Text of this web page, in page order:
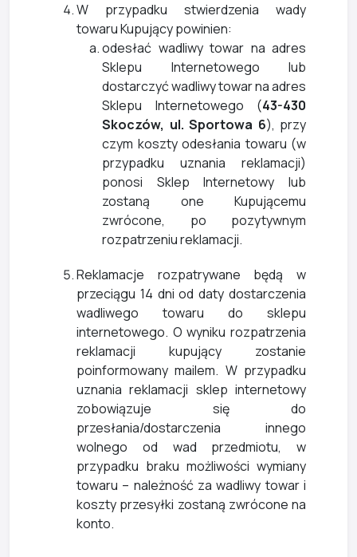
W przypadku stwierdzenia wady
towaru Kupujący powinien:
odesłać wadliwy towar na adres
Sklepu Internetowego lub
dostarczyć wadliwy towar na adres
Sklepu Internetowego (43-430
Skoczów, ul. Sportowa 6), przy
czym koszty odesłania towaru (w
przypadku uznania reklamacji)
ponosi Sklep Internetowy lub
zostaną one Kupującemu
zwrócone, po pozytywnym
rozpatrzeniu reklamacji.
Reklamacje rozpatrywane będą w
przeciągu 14 dni od daty dostarczenia
wadliwego towaru do sklepu
internetowego. O wyniku rozpatrzenia
reklamacji kupujący zostanie
poinformowany mailem. W przypadku
uznania reklamacji sklep internetowy
zobowiązuje się do
przesłania/dostarczenia innego
wolnego od wad przedmiotu, w
przypadku braku możliwości wymiany
towaru – należność za wadliwy towar i
koszty przesyłki zostaną zwrócone na
konto.